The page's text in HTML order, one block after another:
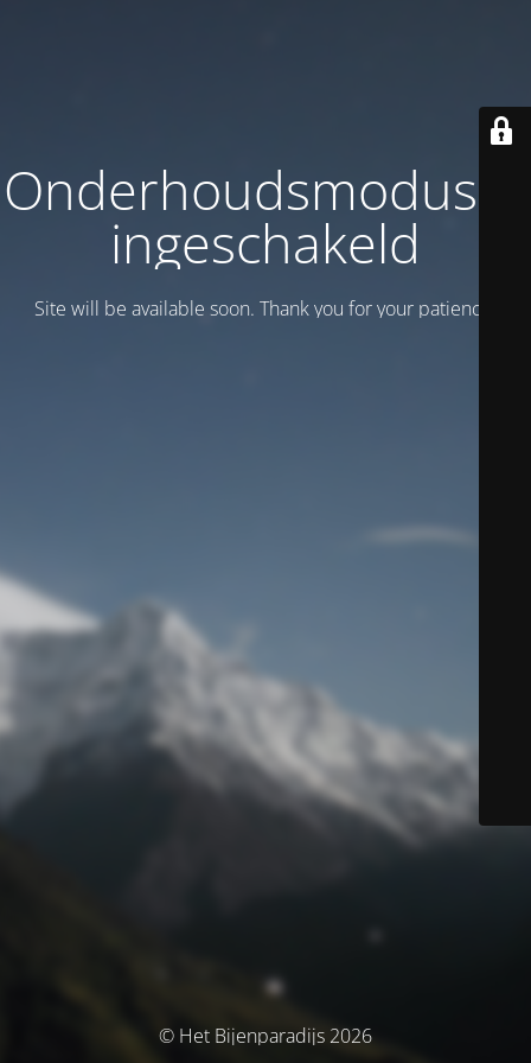
Onderhoudsmodus is
ingeschakeld
Site will be available soon. Thank you for your patience!
© Het Bijenparadijs 2026